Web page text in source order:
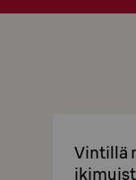
Vintillä